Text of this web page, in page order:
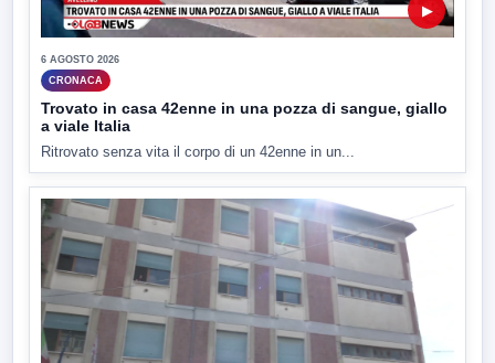
▶
6 AGOSTO 2026
CRONACA
Trovato in casa 42enne in una pozza di sangue, giallo
a viale Italia
Ritrovato senza vita il corpo di un 42enne in un...